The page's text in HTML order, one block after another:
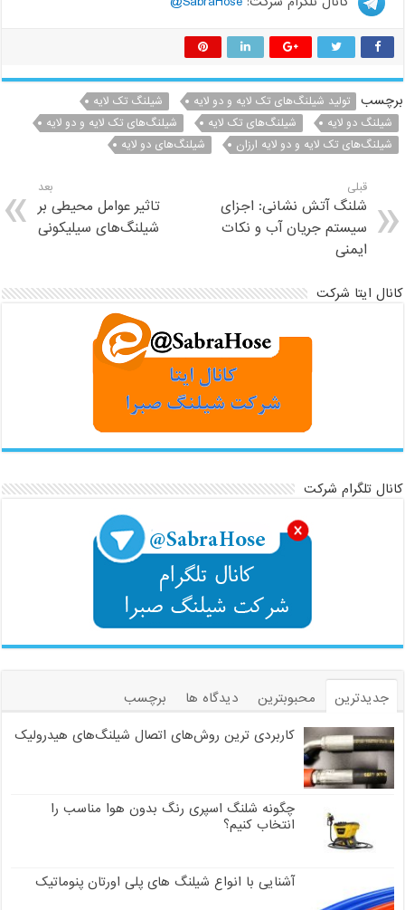
برچسب تولید شیلنگ‌های تک لایه و دو لایه
شیلنگ تک لایه
شیلنگ دو لایه
شیلنگ‌های تک لایه
شیلنگ‌های تک لایه و دو لایه
شیلنگ‌های تک لایه و دو لایه ارزان
شیلنگ‌های دو لایه
قبلی
شلنگ آتش نشانی: اجزای
سیستم جریان آب و نکات
ایمنی
بعد
تاثیر عوامل محیطی بر
شیلنگ‌های سیلیکونی
کانال ایتا شرکت
کانال تلگرام شرکت
جدیدترین محبوبترین دیدگاه ها
برچسب
کاربردی ترین روش‌های اتصال شیلنگ‌های هیدرولیک
چگونه شلنگ اسپری رنگ بدون هوا مناسب را
انتخاب کنیم؟
آشنایی با انواع شیلنگ های پلی اورتان پنوماتیک